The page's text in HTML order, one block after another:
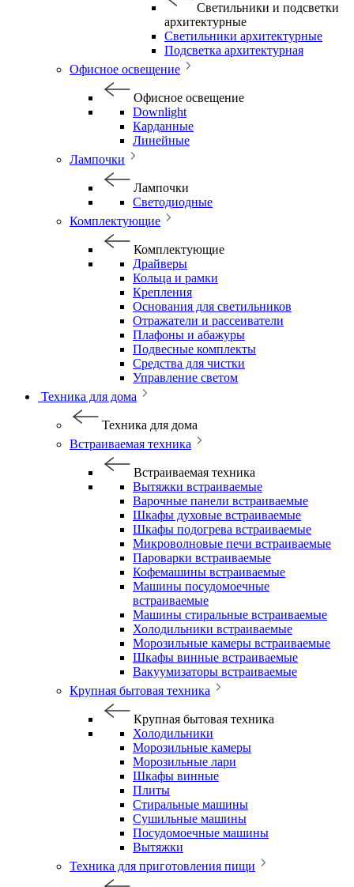
Светильники и подсветки
архитектурные
Светильники архитектурные
Подсветка архитектурная
Офисное освещение
Офисное освещение
Downlight
Карданные
Линейные
Лампочки
Лампочки
Светодиодные
Комплектующие
Комплектующие
Драйверы
Кольца и рамки
Крепления
Основания для светильников
Отражатели и рассеиватели
Плафоны и абажуры
Подвесные комплекты
Средства для чистки
Управление светом
Техника для дома
Техника для дома
Встраиваемая техника
Встраиваемая техника
Вытяжки встраиваемые
Варочные панели встраиваемые
Шкафы духовые встраиваемые
Шкафы подогрева встраиваемые
Микроволновые печи встраиваемые
Пароварки встраиваемые
Кофемашины встраиваемые
Машины посудомоечные
встраиваемые
Машины стиральные встраиваемые
Холодильники встраиваемые
Морозильные камеры встраиваемые
Шкафы винные встраиваемые
Вакуумизаторы встраиваемые
Крупная бытовая техника
Крупная бытовая техника
Холодильники
Морозильные камеры
Морозильные лари
Шкафы винные
Плиты
Стиральные машины
Сушильные машины
Посудомоечные машины
Вытяжки
Техника для приготовления пищи